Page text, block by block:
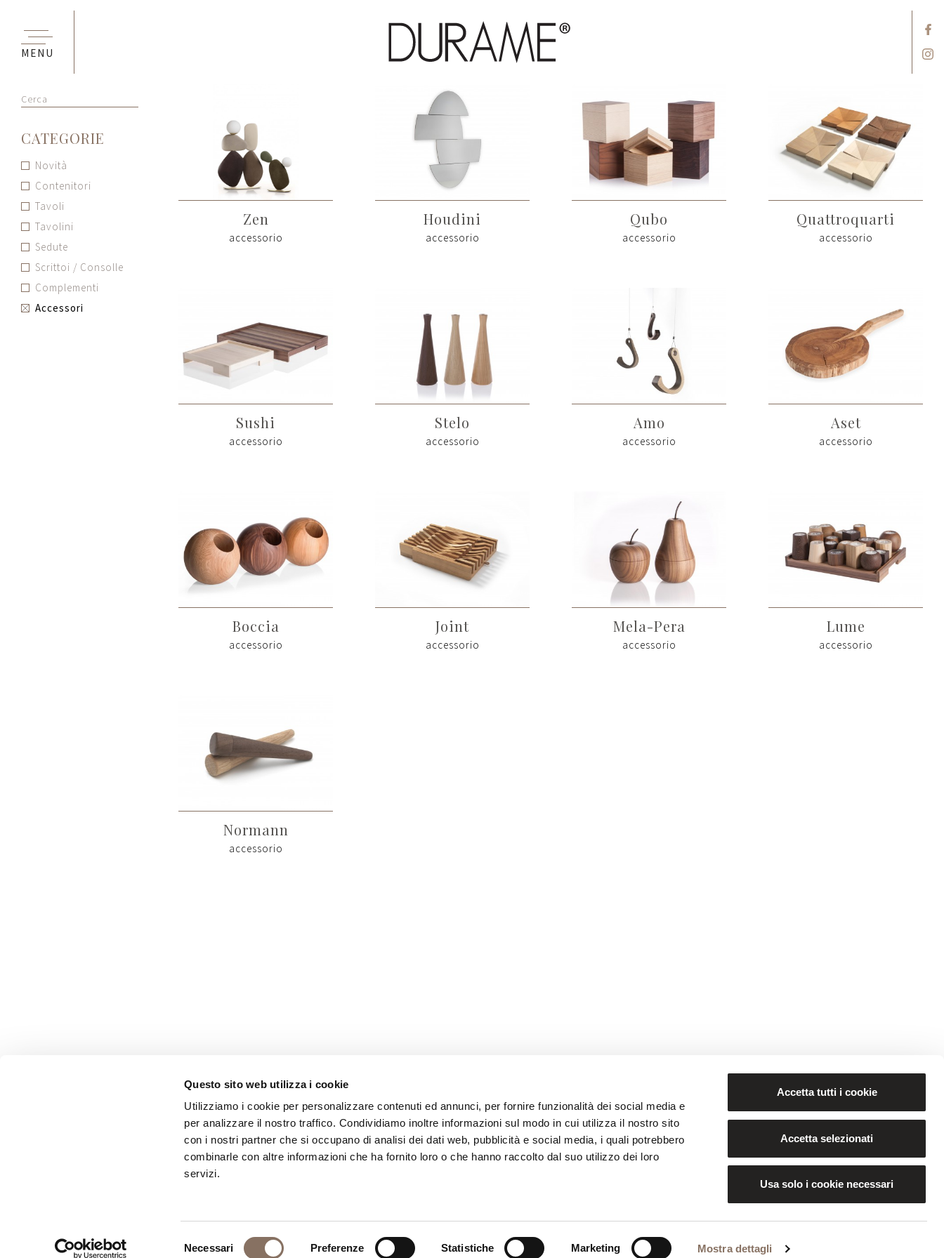
Questo sito web utilizza i cookie
Utilizziamo i cookie per personalizzare contenuti ed annunci, per fornire funzionalità dei social media e
per analizzare il nostro traffico. Condividiamo inoltre informazioni sul modo in cui utilizza il nostro sito
con i nostri partner che si occupano di analisi dei dati web, pubblicità e social media, i quali potrebbero
combinarle con altre informazioni che ha fornito loro o che hanno raccolto dal suo utilizzo dei loro
servizi.
Necessari Preferenze Statistiche Marketing Mostra dettagli
Accetta tutti i cookie
Accetta selezionati
Usa solo i cookie necessari
MENU
Cerca
CATEGORIE
Novità
Contenitori
Tavoli
Tavolini
Sedute
Scrittoi / Consolle
Complementi
Accessori
Zen
accessorio
Houdini
accessorio
Qubo
accessorio
Quattroquarti
accessorio
Sushi
accessorio
Stelo
accessorio
Amo
accessorio
Aset
accessorio
Boccia
accessorio
Joint
accessorio
Mela-Pera
accessorio
Lume
accessorio
Normann
accessorio